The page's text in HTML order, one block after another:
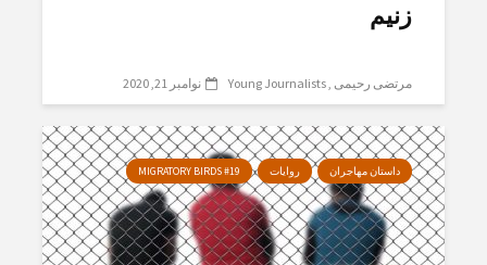
زنیم
مرتضی رحیمی Young Journalists نوامبر 21, 2020
داستان مهاجران روایات MIGRATORY BIRDS #19